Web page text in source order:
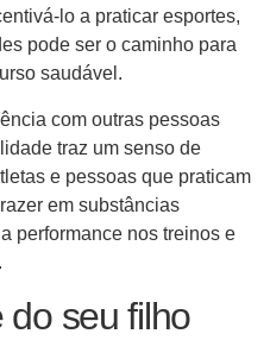
lo a praticar esportes,
pode ser o caminho para
saudável.
com outras pessoas
traz um senso de
e pessoas que praticam
em substâncias
performance nos treinos e
seu filho